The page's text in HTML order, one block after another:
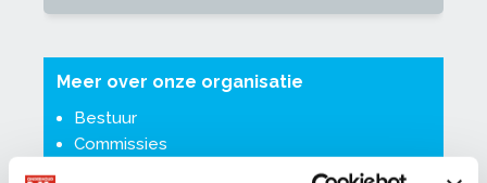
Meer over onze organisatie
Bestuur
Commissies